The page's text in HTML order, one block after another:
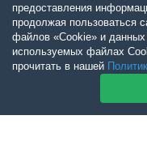
предоставления
продолжая пользоваться
файлов «Cookie» и
используемых файлах
прочитать в нашей